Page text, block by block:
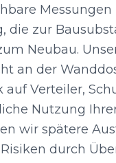
Messungen
die zur
Neubau.
an der
auf Verteiler,
Nutzung
wir spätere
durch